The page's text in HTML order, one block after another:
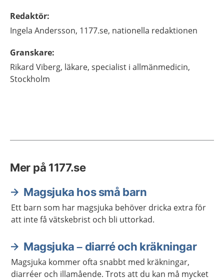
Redaktör:
Ingela Andersson, 1177.se, nationella redaktionen
Granskare:
Rikard Viberg, läkare, specialist i allmänmedicin,
Stockholm
Mer på 1177.se
Magsjuka hos små barn
Ett barn som har magsjuka behöver dricka extra för
att inte få vätskebrist och bli uttorkad.
Magsjuka – diarré och kräkningar
Magsjuka kommer ofta snabbt med kräkningar,
diarréer och illamående. Trots att du kan må mycket